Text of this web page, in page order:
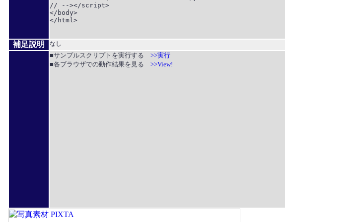
// --></script>
</body>
</html>
補足説明 なし
■サンプルスクリプトを実行する >>実行
■各ブラウザでの動作結果を見る >>View!